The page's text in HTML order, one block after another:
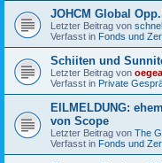
JOHCM Global
Letzter Beitrag von
Verfasst in Fonds und
Schiiten und
Letzter Beitrag von
Verfasst in Private
EILMELDUNG:
von Scope
Letzter Beitrag von The
Verfasst in Fonds und